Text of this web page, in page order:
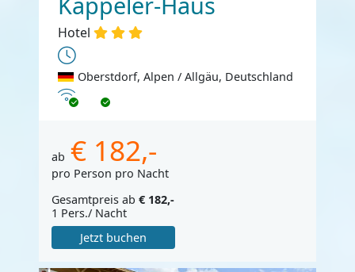
Hotel
Oberstdorf, Alpen / Allgäu, Deutschland
Internet
ab € 182,-
pro Person pro Nacht
Gesamtpreis ab € 182,-
1 Pers./ Nacht
Jetzt buchen